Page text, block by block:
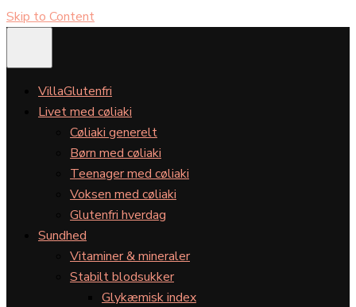
Skip to Content
VillaGlutenfri
Livet med cøliaki
Cøliaki generelt
Børn med cøliaki
Teenager med cøliaki
Voksen med cøliaki
Glutenfri hverdag
Sundhed
Vitaminer & mineraler
Stabilt blodsukker
Glykæmisk index